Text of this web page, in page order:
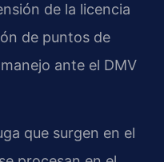
de la licencia
de puntos de
ante el DMV
que surgen en el